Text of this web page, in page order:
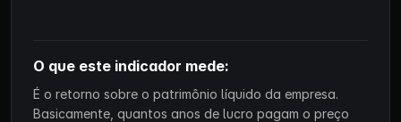
O que este indicador mede:
É o retorno sobre o patrimônio líquido da empresa.
Basicamente, quantos anos de lucro pagam o preço